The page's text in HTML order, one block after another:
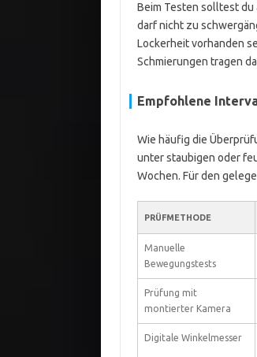
Beim Testen solltest du
darf nicht zu
Lockerheit vorhanden
Schmierungen tragen
Empfohlene
Wie häufig die
unter staubigen oder
Wochen. Für den
PRÜFMETHODE
Manuelle
Bewegungstests
Prüfung mit
montierter Kamera
Digitale Winkelmesser